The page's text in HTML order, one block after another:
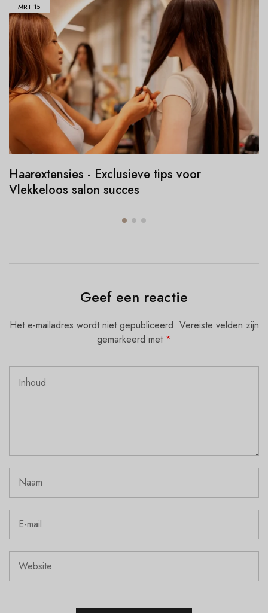
MRT 15
Haarextensies - Exclusieve tips voor
Vlekkeloos salon succes
Geef een reactie
Het e-mailadres wordt niet gepubliceerd. Vereiste velden zijn
gemarkeerd met *